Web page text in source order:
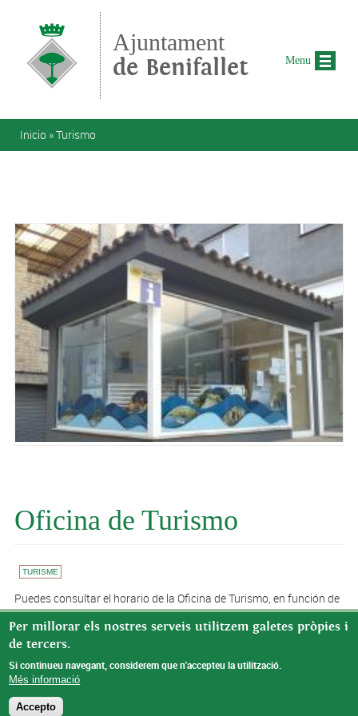
Ajuntament
de Benifallet
Se encuentra usted aquí
Inicio »Turismo
Oficina de Turismo
TURISME
Puedes consultar el horario de la Oficina de Turismo, en función de
la época del año, en el siguiente enlace:
https://turismebenifallet.cat/es/
Menu
Per millorar els nostres serveis utilitzem galetes pròpies i
de tercers.
Si continueu navegant, considerem que n'accepteu la utilització.
Més informació
Accepto